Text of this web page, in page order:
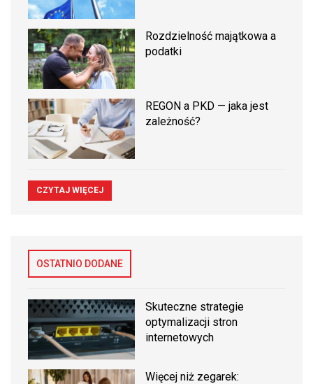
Rozdzielność majątkowa a
podatki
REGON a PKD — jaka jest
zależność?
CZYTAJ WIĘCEJ
OSTATNIO DODANE
Skuteczne strategie
optymalizacji stron
internetowych
Więcej niż zegarek: